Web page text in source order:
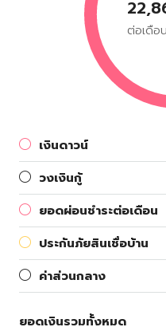
ต่อเดื
เงินดาวน์
วงเงินกู้
ยอดผ่อนชำระต่อเดือน
ประกันภัยสินเชื่อบ้าน
ค่าส่วนกลาง
ยอดเงินรวมทั้งหมด